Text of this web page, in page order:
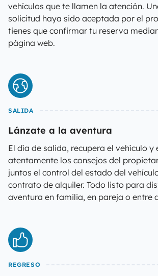
vehículos que te llamen la atención.
solicitud haya sido aceptada por el
tienes que confirmar tu reserva
página web.
SALIDA
Lánzate a la aventura
El día de salida, recupera el vehículo y
atentamente los consejos del
juntos el control del estado del
contrato de alquiler. Todo listo para
aventura en familia, en pareja o entre
REGRESO